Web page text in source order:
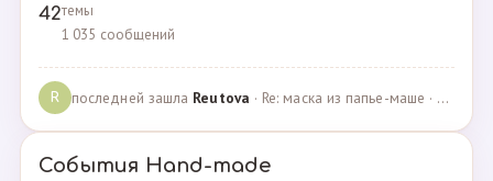
42темы
1 035 сообщений
R последней зашла Reutova · Re: маска из папье-маше · 20.12.2022
События Hand-made